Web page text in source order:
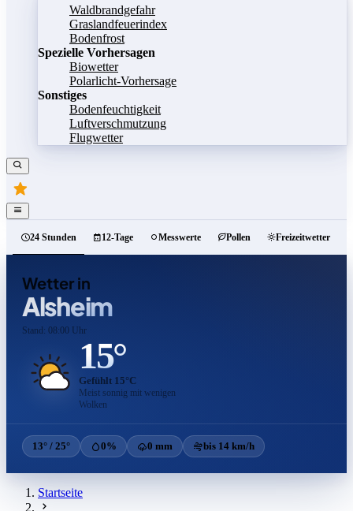
Waldbrandgefahr
Graslandfeuerindex
Bodenfrost
Spezielle Vorhersagen
Biowetter
Polarlicht-Vorhersage
Sonstiges
Bodenfeuchtigkeit
Luftverschmutzung
Flugwetter
24 Stunden 12-Tage Messwerte Pollen Freizeitwetter
Wetter in
Alsheim
Stand: 08:00 Uhr
15°
Gefühlt 15°C
Meist sonnig mit wenigen
Wolken
13° / 25° 0% 0 mm bis 14 km/h
Startseite